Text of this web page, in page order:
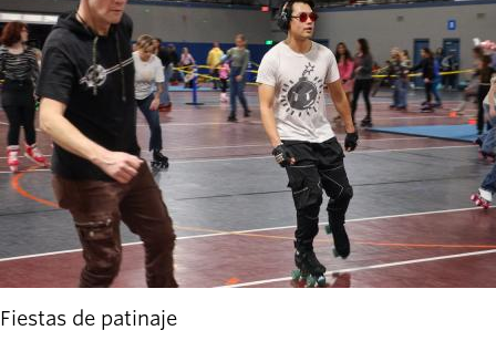
Fiestas de patinaje